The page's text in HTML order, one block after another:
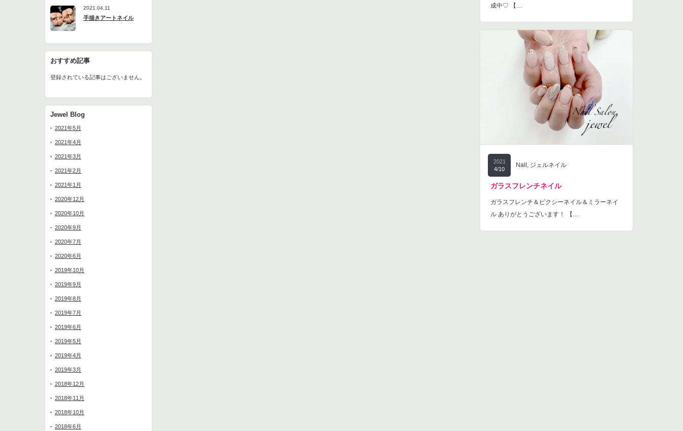
2021.04.11
手描きアートネイル
おすすめ記事
登録されている記事はございません。
Jewel Blog
2021年5月
2021年4月
2021年3月
2021年2月
2021年1月
2020年12月
2020年10月
2020年9月
2020年7月
2020年6月
2019年10月
2019年9月
2019年8月
2019年7月
2019年6月
2019年5月
2019年4月
2019年3月
2018年12月
2018年11月
2018年10月
2018年6月
成中♡ 【…
2021
4/10
Nail , ジェルネイル
ガラスフレンチネイル
ガラスフレンチ＆ピクシーネイル＆ミラーネイ
ル ありがとうございます！ 【…